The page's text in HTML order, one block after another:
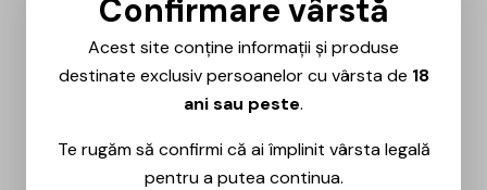
Confirmare vârstă
Acest site conține informații și produse
destinate exclusiv persoanelor cu vârsta de 18
ani sau peste.
Te rugăm să confirmi că ai împlinit vârsta legală
pentru a putea continua.